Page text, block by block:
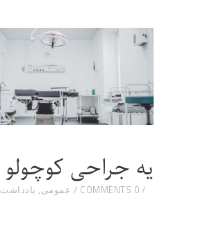
یه جراحی کوچولو
عمومی, یادداشت 0 COMMENTS